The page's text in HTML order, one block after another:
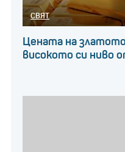
СВЯТ
Цената на
високото си ниво